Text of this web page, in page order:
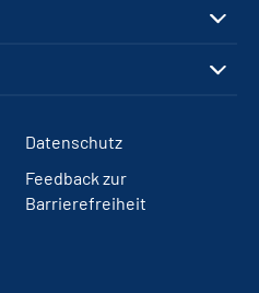
Datenschutz
Feedback zur
Barrierefreiheit